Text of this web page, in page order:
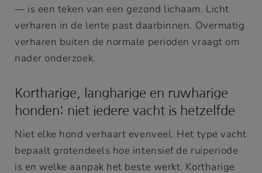
— is een teken van een gezond lichaam. Licht
verharen in de lente past daarbinnen. Overmatig
verharen buiten de normale perioden vraagt om
nader onderzoek.
Kortharige, langharige en ruwharige
honden: niet iedere vacht is hetzelfde
Niet elke hond verhaart evenveel. Het type vacht
bepaalt grotendeels hoe intensief de ruiperiode
is en welke aanpak het beste werkt. Kortharige